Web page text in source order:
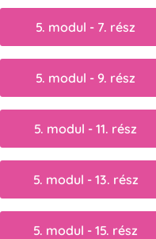
5. modul - 7. rész
5. modul - 9. rész
5. modul - 11. rész
5. modul - 13. rész
5. modul - 15. rész